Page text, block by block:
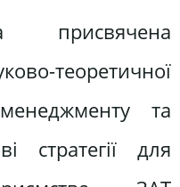
присвячена
теоретичної
та
стратегії для